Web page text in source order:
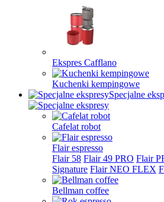
Ekspres Cafflano
Kuchenki kempingowe
Specjalne
Cafelat robot
Flair espresso
Flair 58 Flair 49 PRO Flair
Signature Flair NEO FLEX
Bellman coffee